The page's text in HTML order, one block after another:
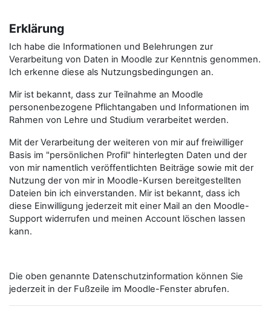
Erklärung
Ich habe die Informationen und Belehrungen zur
Verarbeitung von Daten in Moodle zur Kenntnis genommen.
Ich erkenne diese als Nutzungsbedingungen an.
Mir ist bekannt, dass zur Teilnahme an Moodle
personenbezogene Pflichtangaben und Informationen im
Rahmen von Lehre und Studium verarbeitet werden.
Mit der Verarbeitung der weiteren von mir auf freiwilliger
Basis im "persönlichen Profil" hinterlegten Daten und der
von mir namentlich veröffentlichten Beiträge sowie mit der
Nutzung der von mir in Moodle-Kursen bereitgestellten
Dateien bin ich einverstanden. Mir ist bekannt, dass ich
diese Einwilligung jederzeit mit einer Mail an den Moodle-
Support widerrufen und meinen Account löschen lassen
kann.
Die oben genannte Datenschutzinformation können Sie
jederzeit in der Fußzeile im Moodle-Fenster abrufen.